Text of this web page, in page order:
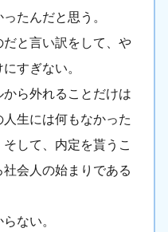
たんだと思う。
と言い訳をして、や
すぎない。
ら外れることだけは
生には何もなかった
して、内定を貰うこ
会人の始まりである
ない。